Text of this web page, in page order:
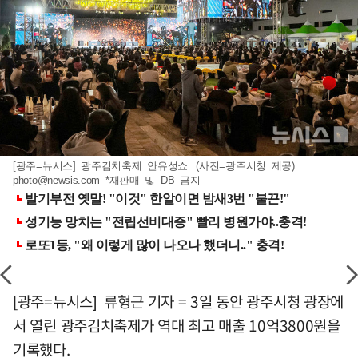
[광주=뉴시스] 광주김치축제 안유성쇼. (사진=광주시청 제공).
photo@newsis.com *재판매 및 DB 금지
[광주=뉴시스] 류형근 기자 = 3일 동안 광주시청 광장에
서 열린 광주김치축제가 역대 최고 매출 10억3800원을
기록했다.